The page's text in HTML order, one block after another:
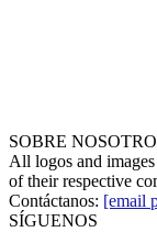
SOBRE
All logos and
of their respective
Contáctanos: [email
SÍGUENOS